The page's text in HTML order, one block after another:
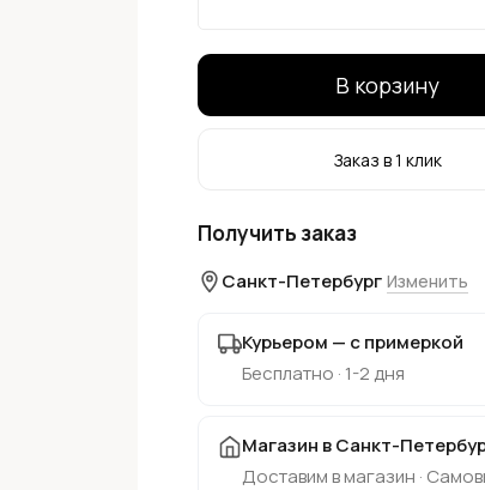
В корзину
Заказ в 1 клик
Получить заказ
Санкт-Петербург Изменить
Курьером — с примеркой
Бесплатно · 1-2 дня
Магазин в Санкт-
Доставим в магазин ·